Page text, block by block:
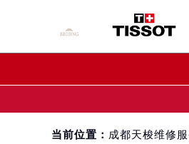
当前位置： 成都天梭维修